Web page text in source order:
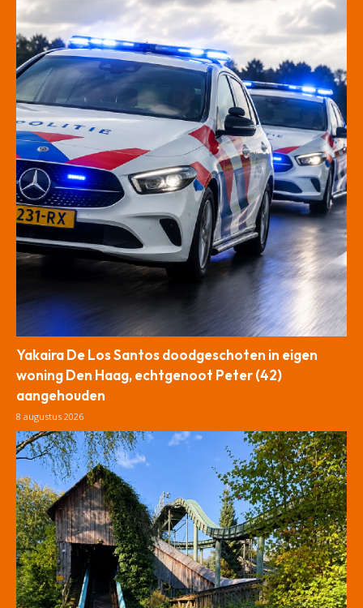
Yakaira De Los Santos doodgeschoten in eigen
woning Den Haag, echtgenoot Peter (42)
aangehouden
8 augustus 2026